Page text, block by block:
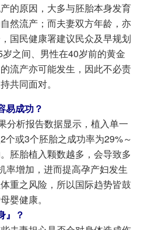
的原因，大多与胚胎本身发育
然流产；而夫妻双方年龄，亦
国民健康署建议民众及早规划
之间、男性在40岁前的黄金
流产亦可能发生，因此不必责
共同面对。
易成功？
分析报告数据显示，植入单一
个或3个胚胎之成功率为29%～
胚胎植入颗数越多，会导致多
率增加，进而提高孕产妇发生
重之风险，所以国际趋势皆鼓
婴健康。
』？